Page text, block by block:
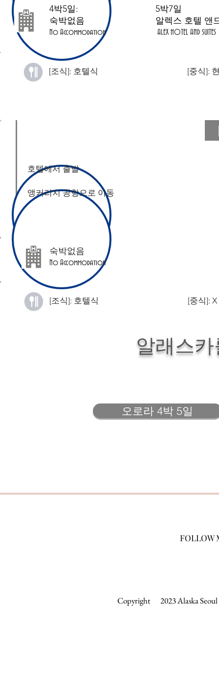
4박5일:
숙박없음
No Accommodation
​5박7일
알렉스 호텔 앤
ALEX HOTEL AND SUITES
[조식]: 호텔식 [중식]:
​호텔에서 출발
앵커리지 공항으로 이동
숙박없음
No Accommodation
[조식]: 호텔식 [중식]: X
알래스
오로라 4박 5일
FOLLOW
Copyright 2023 Alaska Seoul